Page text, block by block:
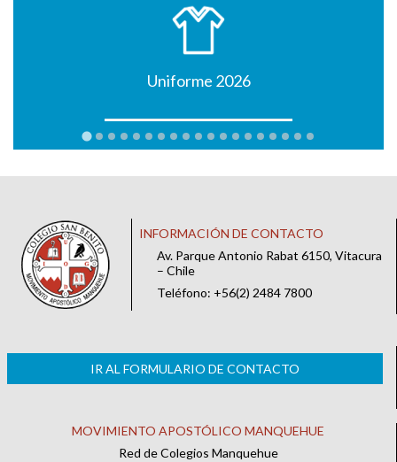
Uniforme 2026
INFORMACIÓN DE CONTACTO
Av. Parque Antonio Rabat 6150, Vitacura
– Chile
Teléfono: +56(2) 2484 7800
IR AL FORMULARIO DE CONTACTO
MOVIMIENTO APOSTÓLICO MANQUEHUE
Red de Colegios Manquehue